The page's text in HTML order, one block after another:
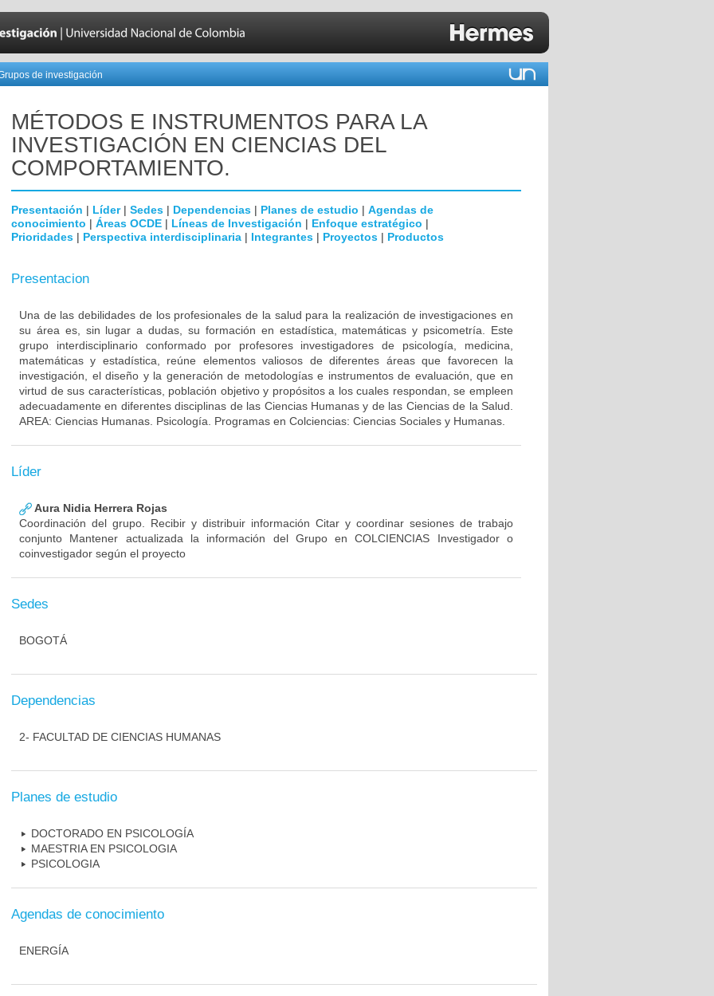
de investigación
MÉTODOS E INSTRUMENTOS PARA LA
INVESTIGACIÓN EN CIENCIAS DEL
COMPORTAMIENTO.
Presentación | Líder| Sedes | Dependencias | Planes de estudio | Agendas de
conocimiento | Áreas OCDE | Líneas de Investigación | Enfoque estratégico |
Prioridades | Perspectiva interdisciplinaria | Integrantes | Proyectos | Productos
Presentacion
Una de las debilidades de los profesionales de la salud para la realización de investigaciones en
su área es, sin lugar a dudas, su formación en estadística, matemáticas y psicometría. Este
grupo interdisciplinario conformado por profesores investigadores de psicología, medicina,
matemáticas y estadística, reúne elementos valiosos de diferentes áreas que favorecen la
investigación, el diseño y la generación de metodologías e instrumentos de evaluación, que en
virtud de sus características, población objetivo y propósitos a los cuales respondan, se empleen
adecuadamente en diferentes disciplinas de las Ciencias Humanas y de las Ciencias de la Salud.
AREA: Ciencias Humanas. Psicología. Programas en Colciencias: Ciencias Sociales y Humanas.
Líder
Aura Nidia Herrera Rojas
Coordinación del grupo. Recibir y distribuir información Citar y coordinar sesiones de trabajo
conjunto Mantener actualizada la información del Grupo en COLCIENCIAS Investigador o
coinvestigador según el proyecto
Sedes
BOGOTÁ
Dependencias
2- FACULTAD DE CIENCIAS HUMANAS
Planes de estudio
DOCTORADO EN PSICOLOGÍA
MAESTRIA EN PSICOLOGIA
PSICOLOGIA
Agendas de conocimiento
ENERGÍA